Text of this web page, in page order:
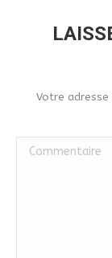
Votre adresse
Commentaire